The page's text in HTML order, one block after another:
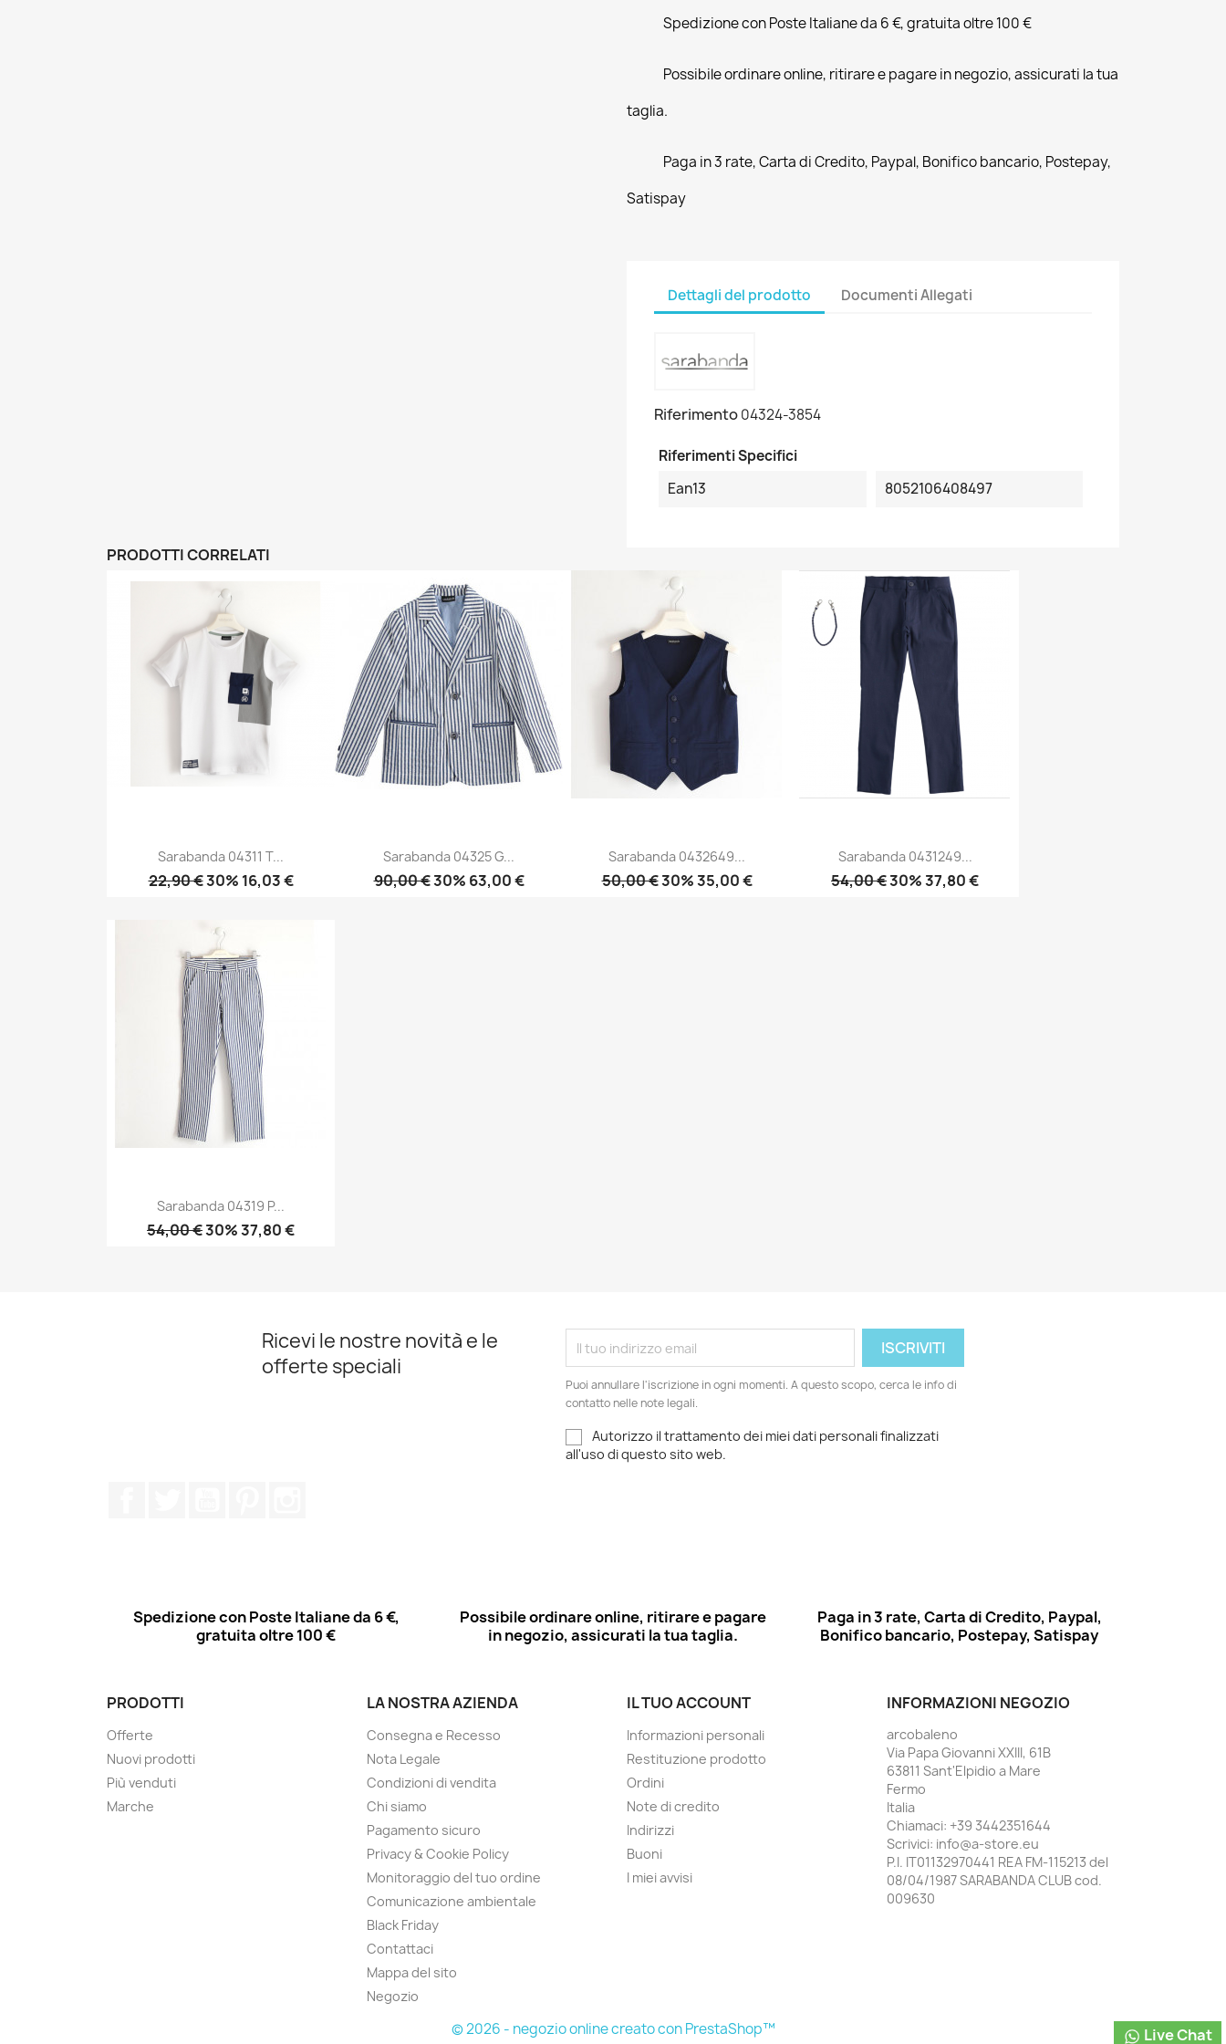
Spedizione con Poste Italiane da 6 €, gratuita oltre 100 €
Possibile ordinare online, ritirare e pagare in negozio, assicurati la tua
taglia.
Paga in 3 rate, Carta di Credito, Paypal, Bonifico bancario, Postepay,
Satispay
Dettagli del prodotto Documenti Allegati
Riferimento04324-3854
Riferimenti Specifici
Ean13
8052106408497
PRODOTTI CORRELATI
Sarabanda 04311 T...
22,90 €30% 16,03 €
Sarabanda 04325 G...
90,00 €30% 63,00 €
Sarabanda 0432649...
50,00 €30% 35,00 €
Sarabanda 0431249...
54,00 €30% 37,80 €
Sarabanda 04319 P...
54,00 €30% 37,80 €
Ricevi le nostre novità e le
offerte speciali
Puoi annullare l'iscrizione in ogni momenti. A questo scopo, cerca le info di
contatto nelle note legali.
Autorizzo il trattamento dei miei dati personali finalizzati
all'uso di questo sito web.
Spedizione con Poste Italiane da 6 €,
gratuita oltre 100 €
Possibile ordinare online, ritirare e pagare
in negozio, assicurati la tua taglia.
Paga in 3 rate, Carta di Credito, Paypal,
Bonifico bancario, Postepay, Satispay
PRODOTTI
Offerte
Nuovi prodotti
Più venduti
Marche
LA NOSTRA AZIENDA
Consegna e Recesso
Nota Legale
Condizioni di vendita
Chi siamo
Pagamento sicuro
Privacy & Cookie Policy
Monitoraggio del tuo ordine
Comunicazione ambientale
Black Friday
Contattaci
Mappa del sito
Negozio
IL TUO ACCOUNT
Informazioni personali
Restituzione prodotto
Ordini
Note di credito
Indirizzi
Buoni
I miei avvisi
INFORMAZIONI NEGOZIO
arcobaleno
Via Papa Giovanni XXIII, 61B
63811 Sant'Elpidio a Mare
Fermo
Italia
Chiamaci: +39 3442351644
Scrivici: info@a-store.eu
P.I. IT01132970441 REA FM-115213 del
08/04/1987 SARABANDA CLUB cod.
009630
Live Chat
© 2026 - negozio online creato con PrestaShop™